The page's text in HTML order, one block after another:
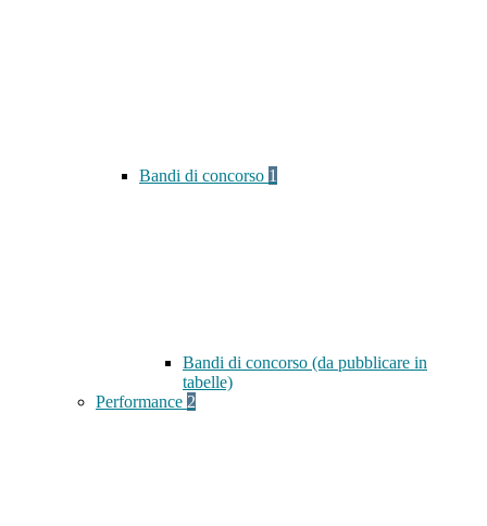
Bandi di concorso 1
Bandi di concorso (da pubblicare in
tabelle)
Performance 2